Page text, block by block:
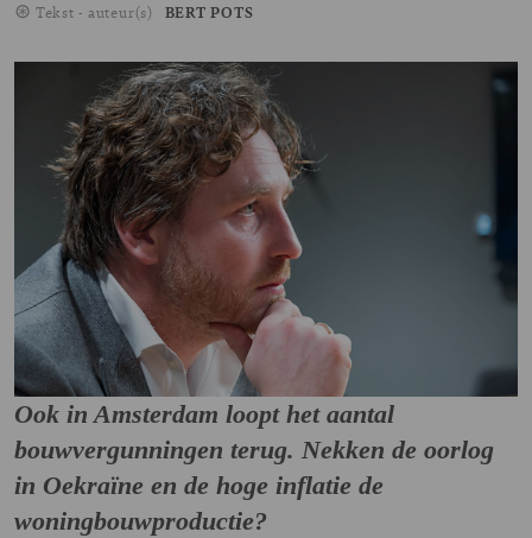
Tekst - auteur(s) BERT POTS
Ook in Amsterdam loopt het aantal
bouwvergunningen terug. Nekken de oorlog
in Oekraïne en de hoge inflatie de
woningbouwproductie?